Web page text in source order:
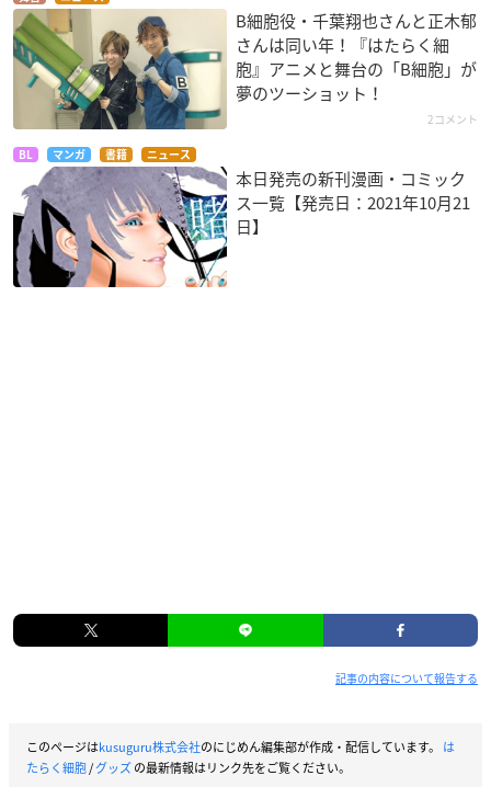
B細胞役・千葉翔也さんと正木郁
さんは同い年！『はたらく細
胞』アニメと舞台の「B細胞」が
夢のツーショット！
2コメント
BL マンガ 書籍 ニュース
本日発売の新刊漫画・コミック
ス一覧【発売日：2021年10月21
日】
記事の内容について報告する
このページはkusuguru株式会社のにじめん編集部が作成・配信しています。 は
たらく細胞/グッズの最新情報はリンク先をご覧ください。